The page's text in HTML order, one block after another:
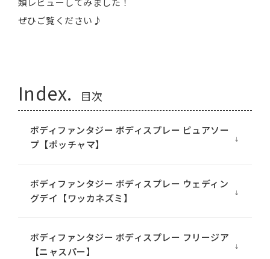
ぜひご覧ください♪
Index. 目次
ボディファンタジー ボディスプレー ピュアソー
プ【ポッチャマ】
ボディファンタジー ボディスプレー ウェディン
グデイ【ワッカネズミ】
ボディファンタジー ボディスプレー フリージア
【ニャスパー】